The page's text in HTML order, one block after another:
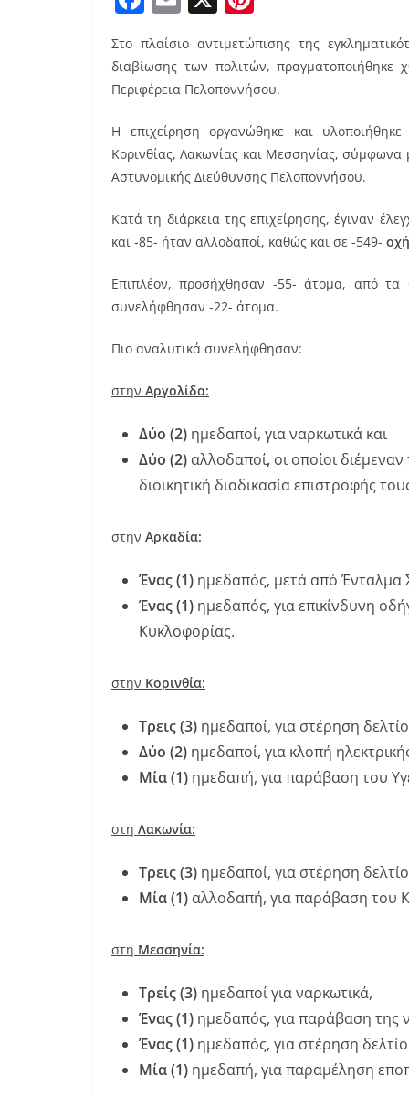
a
c
e
o
o
ai
l
er
e
st
Στο πλαίσιο αντιμετώπισης της
διαβίωσης των πολιτών, πραγματοποιήθηκε
Περιφέρεια Πελοποννήσου.
Η επιχείρηση οργανώθηκε και
Κορινθίας, Λακωνίας και Μεσσηνίας, σύμφωνα
Αστυνομικής Διεύθυνσης Πελοποννήσου.
Κατά τη διάρκεια της επιχείρησης, έγιναν
και -85- ήταν αλλοδαποί, καθώς και σε -549-
Επιπλέον, προσήχθησαν -55- άτομα, από τα
συνελήφθησαν -22- άτομα.
Πιο αναλυτικά συνελήφθησαν:
στην Αργολίδα:
Δύο (2) ημεδαποί, για ναρκωτικά και
Δύο (2) αλλοδαποί, οι οποίοι
διοικητική διαδικασία επιστροφής
στην Αρκαδία:
Ένας (1) ημεδαπός, μετά από Ένταλμα
Ένας (1) ημεδαπός, για επικίνδυνη
Κυκλοφορίας.
στην Κορινθία:
Τρεις (3) ημεδαποί, για στέρηση
Δύο (2) ημεδαποί, για κλοπή
Μία (1) ημεδαπή, για παράβαση του
στη Λακωνία:
Τρεις (3) ημεδαποί, για στέρηση
Μία (1) αλλοδαπή, για παράβαση του
στη Μεσσηνία:
Τρείς (3) ημεδαποί για ναρκωτικά,
Ένας (1) ημεδαπός, για παράβαση της
Ένας (1) ημεδαπός, για στέρηση
Μία (1) ημεδαπή, για παραμέληση